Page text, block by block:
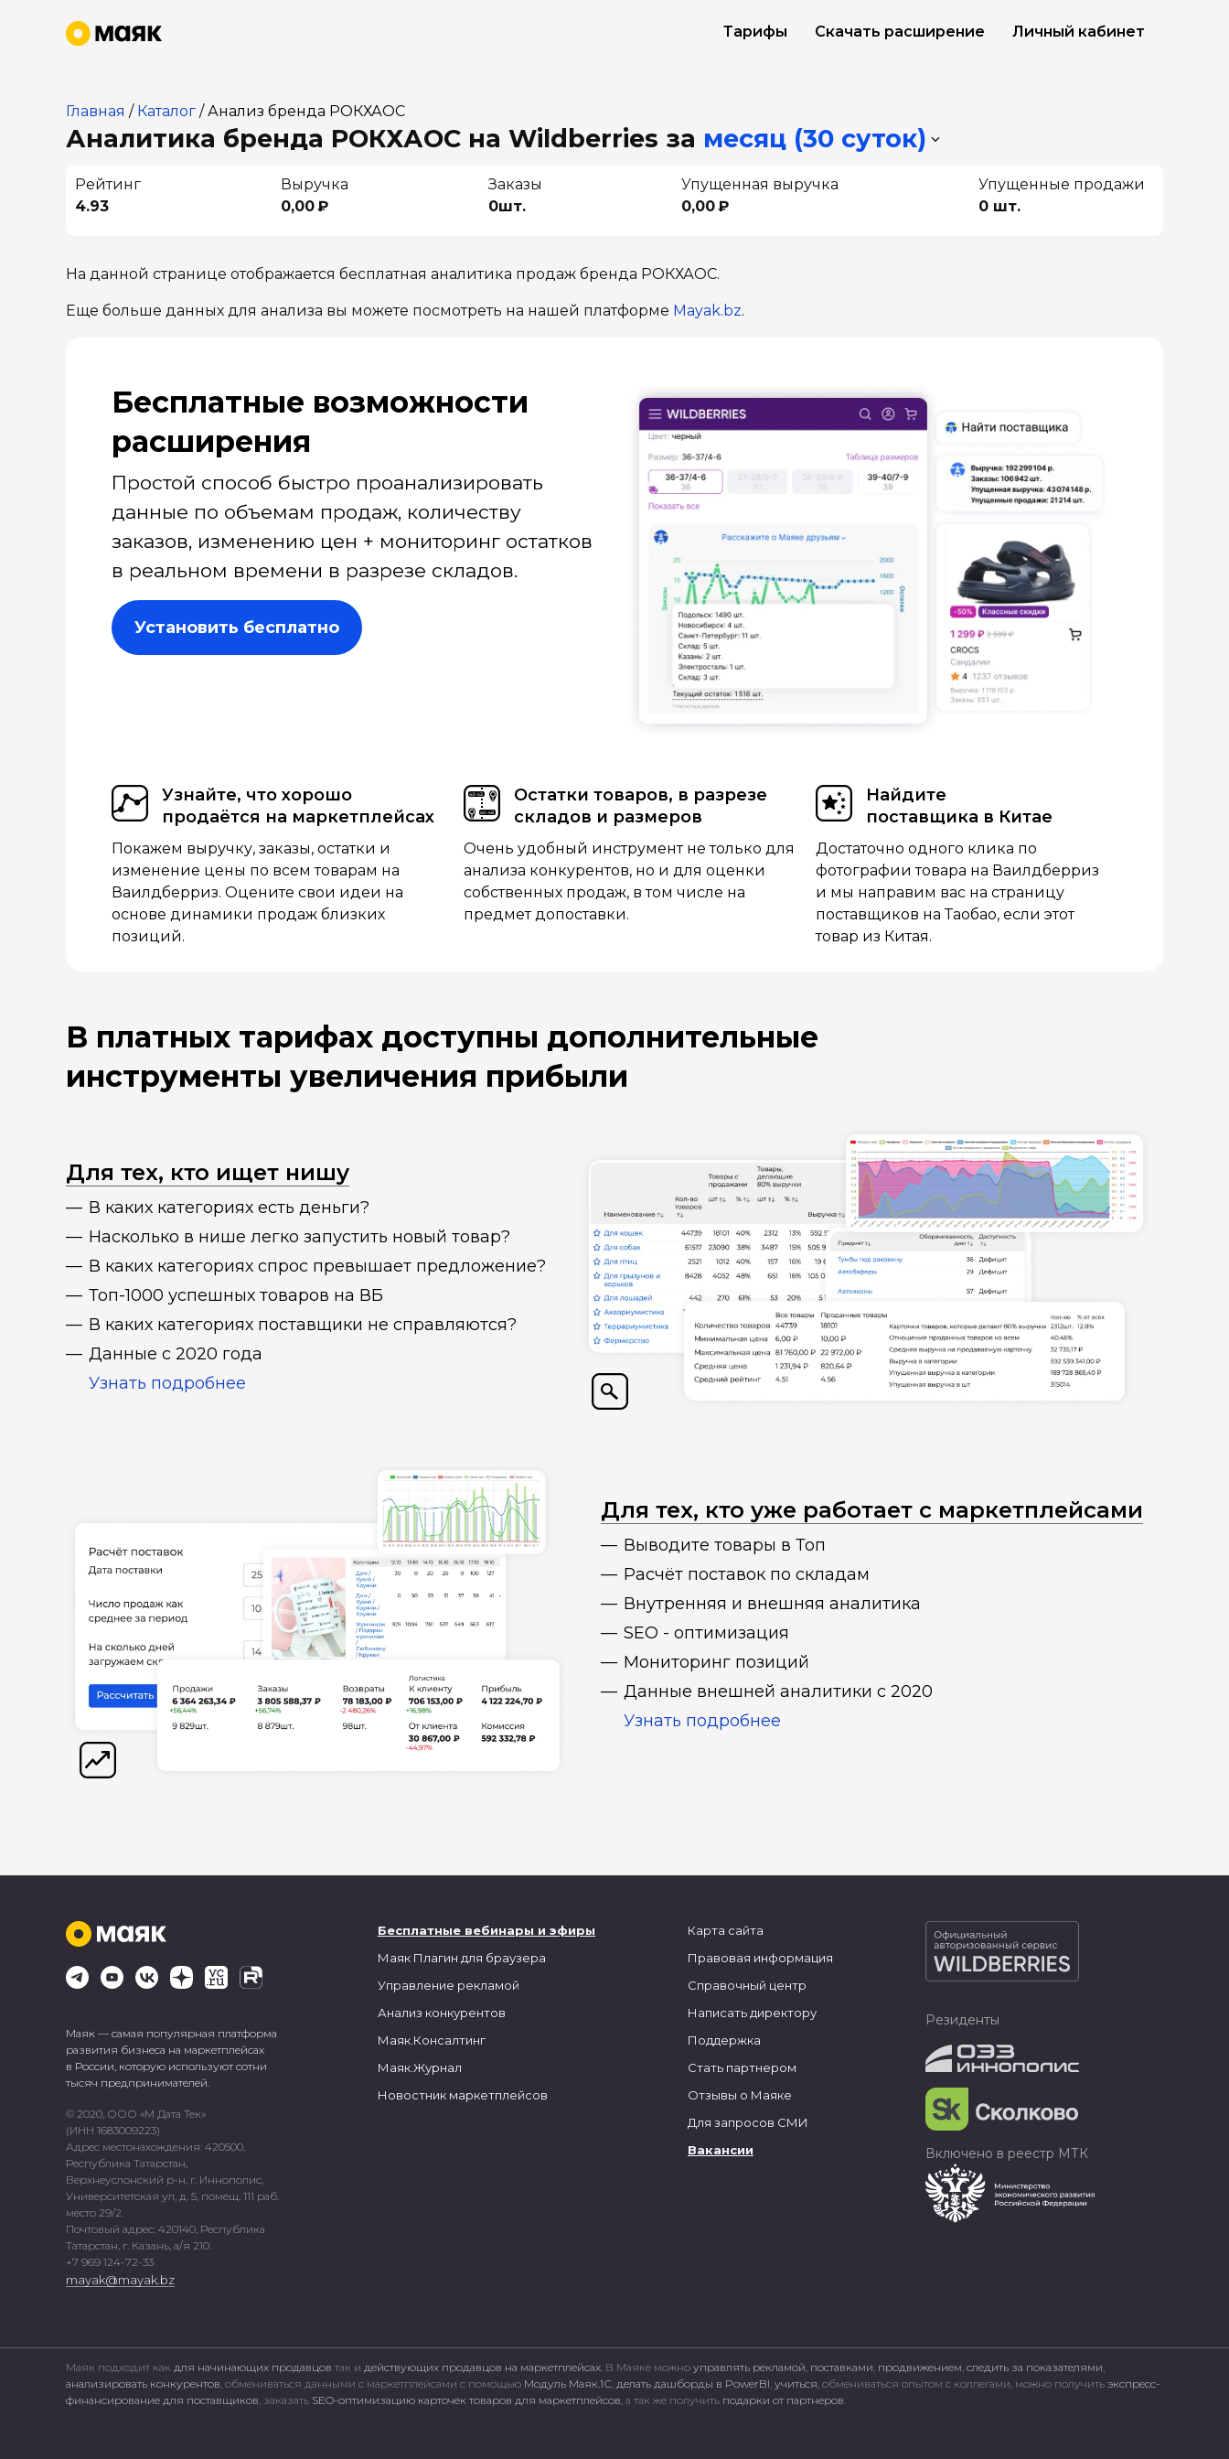
Тарифы Скачать расширение Личный кабинет
Главная / Каталог /Анализ бренда РОКХАОС
Аналитика бренда РОКХАОС на Wildberries за месяц (30 суток)
Рейтинг
4.93
Выручка
0,00 ₽
Заказы
0шт.
Упущенная выручка
0,00 ₽
Упущенные продажи
0 шт.
На данной странице отображается бесплатная аналитика продаж бренда РОКХАОС.
Еще больше данных для анализа вы можете посмотреть на нашей платформе Mayak.bz.
Бесплатные возмож­ности
расширения
Простой способ быстро проанализировать
данные по объемам продаж, количеству
заказов, изменению цен + мониторинг остатков
в реальном времени в разрезе складов.
Установить бесплатно
Узнайте, что хорошо
продаётся на маркетплейсах
Покажем выручку, заказы, остатки и
изменение цены по всем товарам на
Ваилдберриз. Оцените свои идеи на
основе динамики продаж близких
позиций.
Остатки товаров, в разрезе
складов и размеров
Очень удобный инструмент не только для
анализа конкурентов, но и для оценки
собственных продаж, в том числе на
предмет допоставки.
Найдите
поставщика в Китае
Достаточно одного клика по
фотографии товара на Ваилдберриз
и мы направим вас на страницу
поставщиков на Таобао, если этот
товар из Китая.
В платных тарифах доступны дополнительные
инструменты увеличения прибыли
Для тех, кто ищет нишу
В каких категориях есть деньги?
Насколько в нише легко запустить новый товар?
В каких категориях спрос превышает предложение?
Топ-1000 успешных товаров на ВБ
В каких категориях поставщики не справляются?
Данные с 2020 года
Узнать подробнее
Для тех, кто уже работает с маркетплейсами
Выводите товары в Топ
Расчёт поставок по складам
Внутренняя и внешняя аналитика
SEO - оптимизация
Мониторинг позиций
Данные внешней аналитики с 2020
Узнать подробнее
Маяк — самая популярная платформа
развития бизнеса на маркетплейсах
в России, которую используют сотни
тысяч предпринимателей.
© 2020, ООО «М Дата Тек»
(ИНН 1683009223)
Адрес местонахождения: 420500,
Республика Татарстан,
Верхнеуслонский р-н, г. Иннополис,
Университетская ул, д. 5, помещ. 111 раб.
место 29/2.
Почтовый адрес: 420140, Республика
Татарстан, г. Казань, а/я 210.
+7 969 124-72-33
mayak@mayak.bz
Бесплатные вебинары и эфиры
Маяк Плагин для браузера
Управление рекламой
Анализ конкурентов
Маяк.Консалтинг
Маяк.Журнал
Новостник маркетплейсов
Карта сайта
Правовая информация
Справочный центр
Написать директору
Поддержка
Стать партнером
Отзывы о Маяке
Для запросов СМИ
Вакансии
Резиденты
Включено в реестр МТК
Маяк подходит как для начинающих продавцов так и действующих продавцов на маркетплейсах. В Маяке можно управлять рекламой, поставками, продвижением, следить за показателями,
анализировать конкурентов, обмениваться данными с маркетплейсами c помощью Модуль Маяк.1С, делать дашборды в PowerBI, учиться, обмениваться опытом с коллегами, можно получить экспресс-
финансирование для поставщиков, заказать SEO-оптимизацию карточек товаров для маркетплейсов, а так же получить подарки от партнеров.